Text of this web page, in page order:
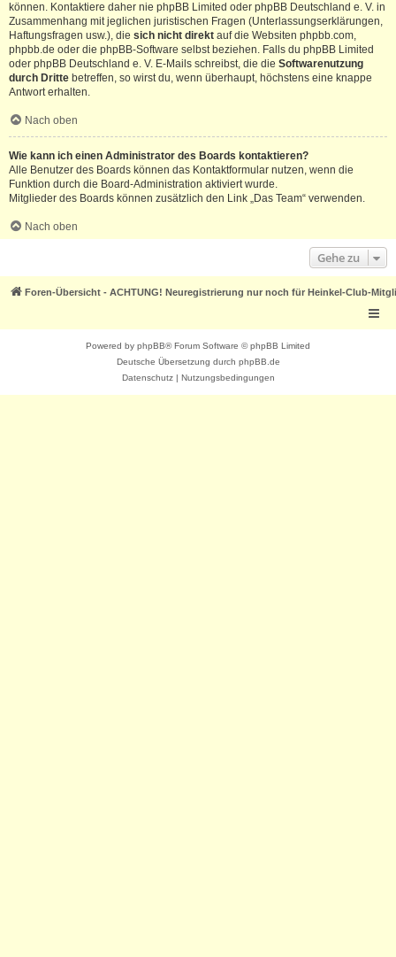
können. Kontaktiere daher nie phpBB Limited oder phpBB Deutschland e. V. in
Zusammenhang mit jeglichen juristischen Fragen (Unterlassungserklärungen,
Haftungsfragen usw.), die sich nicht direkt auf die Websiten phpbb.com,
phpbb.de oder die phpBB-Software selbst beziehen. Falls du phpBB Limited
oder phpBB Deutschland e. V. E-Mails schreibst, die die Softwarenutzung
durch Dritte betreffen, so wirst du, wenn überhaupt, höchstens eine knappe
Antwort erhalten.
Nach oben
Wie kann ich einen Administrator des Boards kontaktieren?
Alle Benutzer des Boards können das Kontaktformular nutzen, wenn die
Funktion durch die Board-Administration aktiviert wurde.
Mitglieder des Boards können zusätzlich den Link „Das Team“ verwenden.
Nach oben
Gehe zu
Foren-Übersicht - ACHTUNG! Neuregistrierung nur noch für Heinkel-Club-
Powered by phpBB® Forum Software © phpBB Limited
Deutsche Übersetzung durch phpBB.de
Datenschutz| Nutzungsbedingungen